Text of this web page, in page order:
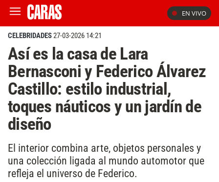
EN VIVO
CELEBRIDADES27-03-2026 14:21
Así es la casa de Lara
Bernasconi y Federico Álvarez
Castillo: estilo industrial,
toques náuticos y un jardín de
diseño
El interior combina arte, objetos personales y
una colección ligada al mundo automotor que
refleja el universo de Federico.